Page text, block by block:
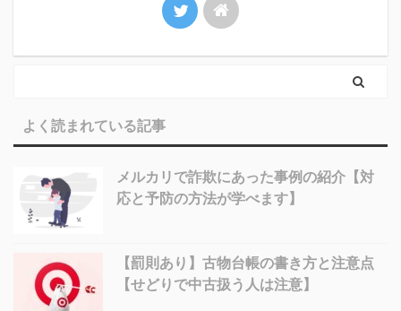
よく読まれている記事
メルカリで詐欺にあった事例の紹介【対
応と予防の方法が学べます】
【罰則あり】古物台帳の書き方と注意点
【せどりで中古扱う人は注意】